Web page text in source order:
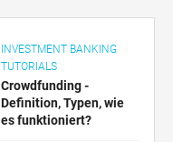
INVESTMENT BANKING
TUTORIALS
Crowdfunding -
Definition, Typen, wie
es funktioniert?